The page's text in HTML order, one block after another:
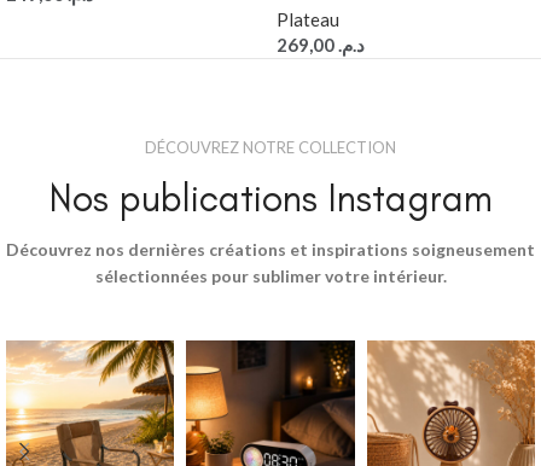
Plateau
د.م.
DÉCOUVREZ NOTRE COLLECTION
Nos publications Instagram
Découvrez nos dernières créations et inspirations soigneusement
sélectionnées pour sublimer votre intérieur.